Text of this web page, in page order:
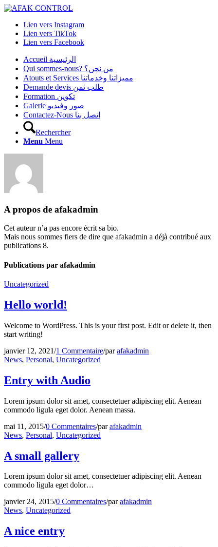
Lien vers Instagram
Lien vers TikTok
Lien vers Facebook
Accueil الرئيسية
Qui sommes-nous? من نحن؟
Atouts et Services مميزاتنا وخدماتنا
Demande devis طلب ثمن
Formation تكوين
Galerie صور وفيديو
Contactez-Nous اتصل بنا
Rechercher
Menu Menu
A propos de afakadmin
Cet auteur n’a pas encore écrit sa bio.
Mais nous sommes fiers de dire que afakadmin a déjà contribué aux
publications 8.
Publications par afakadmin
Uncategorized
Hello world!
Welcome to WordPress. This is your first post. Edit or delete it, then
start writing!
janvier 12, 2021/1 Commentaire/parafakadmin
News, Personal, Uncategorized
Entry with Audio
Lorem ipsum dolor sit amet, consectetuer adipiscing elit. Aenean
commodo ligula eget dolor. Aenean massa.
mai 11, 2015/0 Commentaires/parafakadmin
News, Personal, Uncategorized
A small gallery
Lorem ipsum dolor sit amet, consectetuer adipiscing elit. Aenean
commodo ligula eget dolor…
janvier 24, 2015/0 Commentaires/parafakadmin
News, Uncategorized
A nice entry